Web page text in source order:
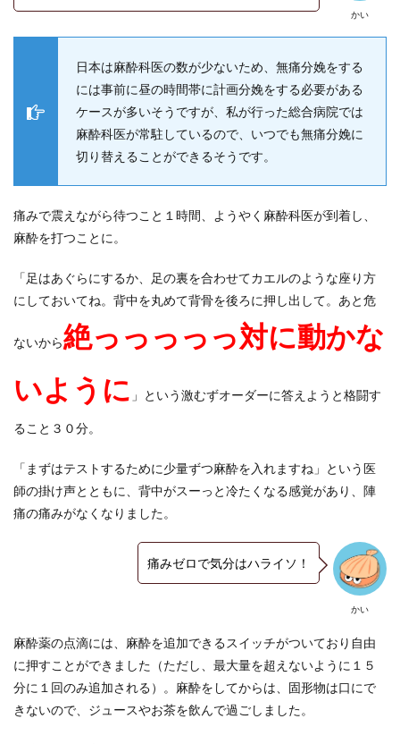
かい
日本は麻酔科医の数が少ないため、無痛分娩をする
には事前に昼の時間帯に計画分娩をする必要がある
ケースが多いそうですが、私が行った総合病院では
麻酔科医が常駐しているので、いつでも無痛分娩に
切り替えることができるそうです。
痛みで震えながら待つこと１時間、ようやく麻酔科医が到着し、
麻酔を打つことに。
「足はあぐらにするか、足の裏を合わせてカエルのような座り方
にしておいてね。背中を丸めて背骨を後ろに押し出して。あと危
ないから絶っっっっっ対に動かな
いように 」という激むずオーダーに答えようと格闘す
ること３０分。
「まずはテストするために少量ずつ麻酔を入れますね」という医
師の掛け声とともに、背中がスーっと冷たくなる感覚があり、陣
痛の痛みがなくなりました。
かい
痛みゼロで気分はハライソ！
麻酔薬の点滴には、麻酔を追加できるスイッチがついており自由
に押すことができました（ただし、最大量を超えないように１５
分に１回のみ追加される）。麻酔をしてからは、固形物は口にで
きないので、ジュースやお茶を飲んで過ごしました。